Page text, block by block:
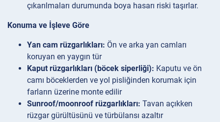
çıkarılmaları durumunda boya hasarı riski taşırlar.
Konuma ve İşleve Göre
Yan cam rüzgarlıkları: Ön ve arka yan camları
koruyan en yaygın tür
Kaput rüzgarlıkları (böcek siperliği): Kaputu ve ön
camı böceklerden ve yol pisliğinden korumak için
farların üzerine monte edilir
Sunroof/moonroof rüzgarlıkları: Tavan açıkken
rüzgar gürültüsünü ve türbülansı azaltır